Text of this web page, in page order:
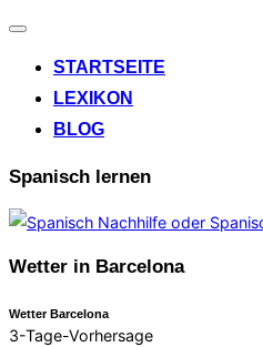
Navigation
STARTSEITE
LEXIKON
BLOG
Spanisch lernen
Wetter in Barcelona
Wetter Barcelona
3-Tage-Vorhersage